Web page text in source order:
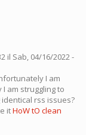
il Sab, 04/16/2022 -
I am
am struggling to
rss issues?
itHoW tO clean